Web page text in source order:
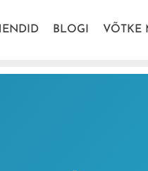
BLOGI VÕTKE